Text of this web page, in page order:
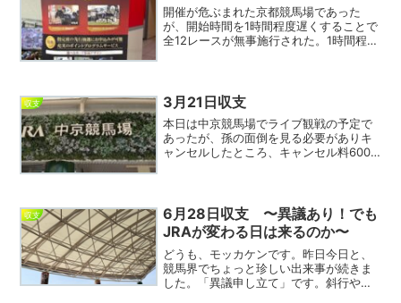
開催が危ぶまれた京都競馬場であった
が、開始時間を1時間程度遅くすることで
全12レースが無事施行された。1時間程度
出す。最近は期日...
収支 3月21日収支
本日は中京競馬場でライブ観戦の予定で
あったが、孫の面倒を見る必要がありキ
ャンセルしたところ、キャンセル料600
ないが、なんか割り切...
収支
6月28日収支 〜異議あり！でも
JRAが変わる日は来るのか〜
どうも、モッカケンです。昨日今日と、
競馬界でちょっと珍しい出来事が続きま
した。「異議申し立て」です。斜行や走